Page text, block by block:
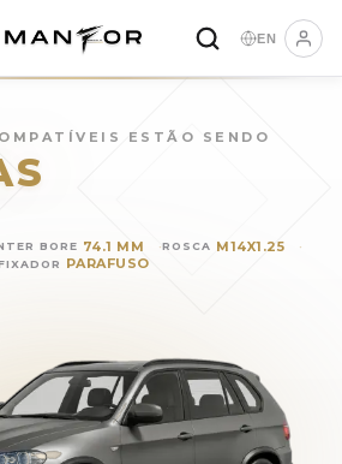
EN
ESTÃO SENDO
BORE 74.1 MM ROSCA M14X1.25
PARAFUSO